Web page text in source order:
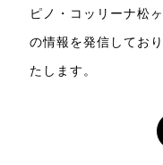
ピノ・コッリーナ松
の情報を発信しており
たします。